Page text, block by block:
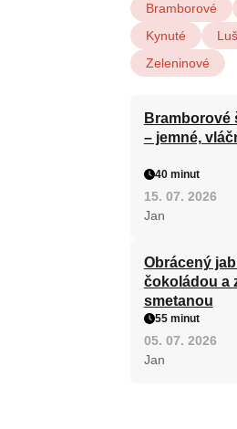
Bramborové
Kynuté
Zeleninové
Bramborové
– jemné,
40 minut
15. 07. 2026
Jan
Obrácený
čokoládou a
smetanou
55 minut
05. 07. 2026
Jan